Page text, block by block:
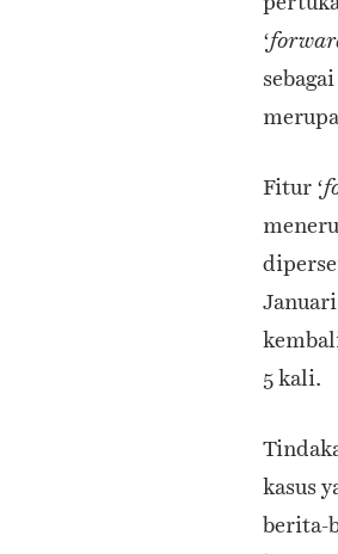
‘
Fitur ‘
5 kali.
kasus
berita-